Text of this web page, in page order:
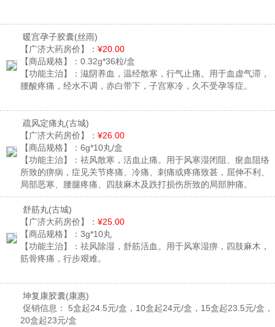
暖宫孕子胶囊(丝雨)
【广济大药房价】： ¥20.00
【商品规格】： 0.32g*36粒/盒
【功能主治】： 滋阴养血，温经散寒，行气止痛。用于血虚气滞，
腰酸疼痛，经水不调，赤白带下，子宫寒冷，久不受孕等症。
疏风定痛丸(古城)
【广济大药房价】： ¥26.00
【商品规格】： 6g*10丸/盒
【功能主治】： 祛风散寒，活血止痛。用于风寒湿闭阻、瘀血阻络
所致的痹病，症见关节疼痛、冷痛、刺痛或疼痛致甚，屈伸不利、
局部恶寒、腰腿疼痛、四肢麻木及跌打损伤所致的局部肿痛。
舒筋丸(古城)
【广济大药房价】： ¥25.00
【商品规格】： 3g*10丸
【功能主治】： 祛风除湿，舒筋活血。用于风寒湿痹，四肢麻木，
筋骨疼痛，行步艰难。
坤复康胶囊(康惠)
促销信息：
5盒起24.5元/盒，10盒起24元/盒，15盒起23.5元/盒，
20盒起23元/盒